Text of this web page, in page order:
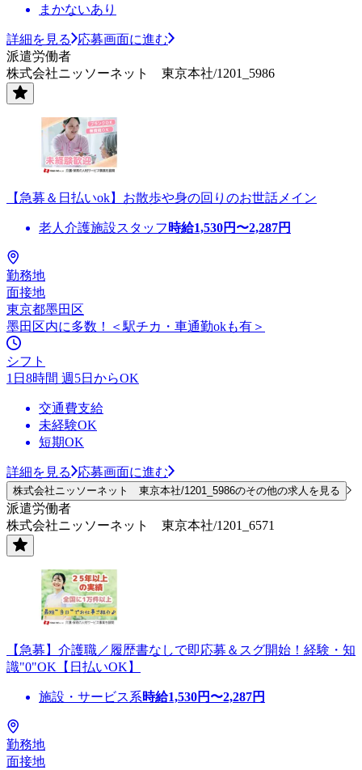
まかないあり
詳細を見る
応募画面に進む
派遣労働者
株式会社ニッソーネット 東京本社/1201_5986
【急募＆日払いok】お散歩や身の回りのお世話メイン
老人介護施設スタッフ 時給1,530円〜2,287円
勤務地
面接地
東京都墨田区
墨田区内に多数！＜駅チカ・車通勤okも有＞
シフト
1日8時間 週5日からOK
交通費支給
未経験OK
短期OK
詳細を見る 応募画面に進む
株式会社ニッソーネット 東京本社/1201_5986のその他の求人を見る
派遣労働者
株式会社ニッソーネット 東京本社/1201_6571
【急募】介護職／履歴書なしで即応募＆スグ開始！経験・知
識"0"OK【日払いOK】
施設・サービス系時給1,530円〜2,287円
勤務地
面接地